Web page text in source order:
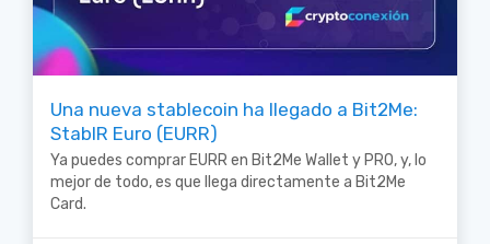
Una nueva stablecoin ha llegado a Bit2Me:
StablR Euro (EURR)
Ya puedes comprar EURR en Bit2Me Wallet y PRO, y, lo
mejor de todo, es que llega directamente a Bit2Me
Card.